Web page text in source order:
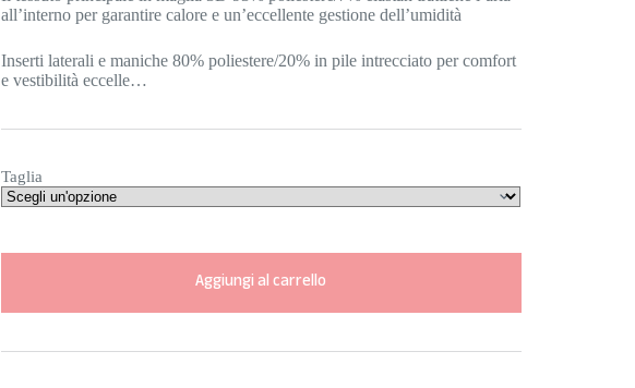
all’interno per garantire calore e un’eccellente gestione dell’umidità
Inserti laterali e maniche 80% poliestere/20% in pile intrecciato per comfort
e vestibilità eccelle…
Taglia
Aggiungi al carrello